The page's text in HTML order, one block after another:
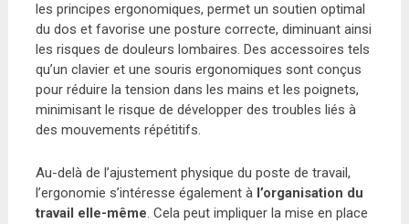
les principes ergonomiques, permet un soutien optimal
du dos et favorise une posture correcte, diminuant ainsi
les risques de douleurs lombaires. Des accessoires tels
qu’un clavier et une souris ergonomiques sont conçus
pour réduire la tension dans les mains et les poignets,
minimisant le risque de développer des troubles liés à
des mouvements répétitifs.
Au-delà de l’ajustement physique du poste de travail,
l’ergonomie s’intéresse également à l’organisation du
travail elle-même. Cela peut impliquer la mise en place